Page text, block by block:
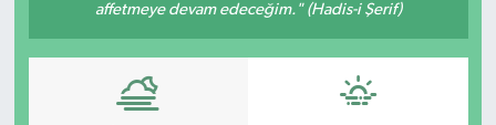
affetmeye devam edeceğim." (Hadis-i Şerif)